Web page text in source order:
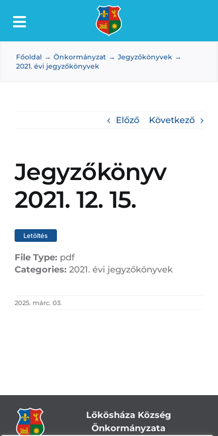
Toggle
Lőkösháza
Intézmények
Főoldal Önkormányzat
Jegyzőkönyvek
2021. évi jegyzőkönyvek
Előző Következő
Jegyzőkönyv
2021. 12. 15.
Letöltés
File Type: pdf
Categories: 2021. évi jegyzőkönyvek
2025. márc. 03.
Lőkösháza Község
Önkormányzata